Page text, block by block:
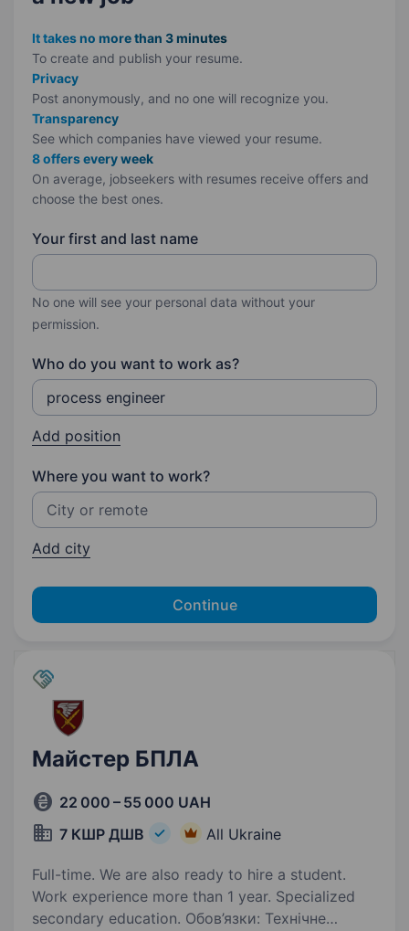
It takes no more than 3 minutes
To create and publish your resume.
Privacy
Post anonymously, and no one will recognize you.
Transparency
See which companies have viewed your resume.
8 offers every week
On average, jobseekers with resumes receive offers and
choose the best ones.
Your first and last name
No one will see your personal data without your
permission.
Who do you want to work as?
Add position
Where you want to work?
Add city
Continue
Майстер БПЛА
22 000 – 55 000 UAH
7 КШР ДШВ
All Ukraine
Full-time. We are also ready to hire a student.
Work experience more than 1 year. Specialized
secondary education. Обов’язки: Технічне